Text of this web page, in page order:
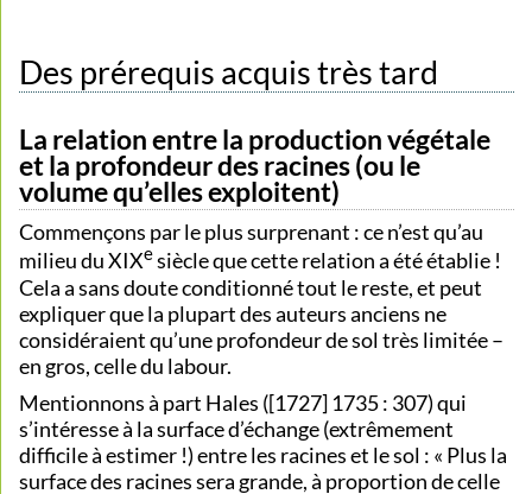
Des prérequis acquis très tard
La relation entre la production végétale
et la profondeur des racines (ou le
volume qu’elles exploitent)
Commençons par le plus surprenant : ce n’est qu’au
milieu du XIXesiècle que cette relation a été établie !
Cela a sans doute conditionné tout le reste, et peut
expliquer que la plupart des auteurs anciens ne
considéraient qu’une profondeur de sol très limitée –
en gros, celle du labour.
Mentionnons à part Hales ([1727] 1735 : 307) qui
s’intéresse à la surface d’échange (extrêmement
difficile à estimer !) entre les racines et le sol : « Plus la
surface des racines sera grande, à proportion de celle